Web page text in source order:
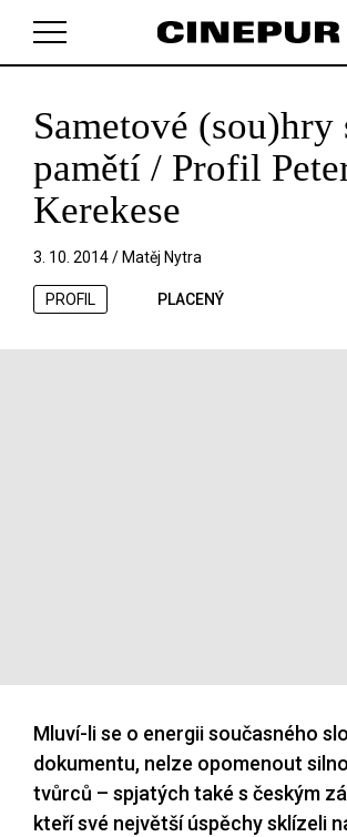
V košíku zatím nemáte
Sametové (sou)hry
pamětí / Profil
Kerekese
3. 10. 2014 / Matěj Nytra
PROFIL PLACENÝ
Mluví-li se o energii současného
dokumentu, nelze opomenout
tvůrců – spjatých také s českým
kteří své největší úspěchy sklízeli